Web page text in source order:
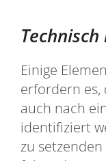
Einige
erfordern es,
auch nach
identifiziert
zu